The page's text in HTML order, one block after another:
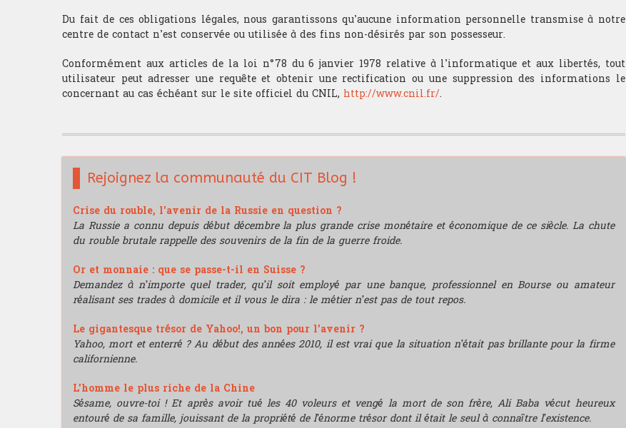
Du fait de ces obligations légales, nous garantissons qu’aucune information personnelle transmise à notre
centre de contact n’est conservée ou utilisée à des fins non-désirés par son possesseur.
Conformément aux articles de la loi n°78 du 6 janvier 1978 relative à l’informatique et aux libertés, tout
utilisateur peut adresser une requête et obtenir une rectification ou une suppression des informations le
concernant au cas échéant sur le site officiel du CNIL, http://www.cnil.fr/.
Rejoignez la communauté du CIT Blog !
Crise du rouble, l'avenir de la Russie en question ?
La Russie a connu depuis début décembre la plus grande crise monétaire et économique de ce siècle. La chute
du rouble brutale rappelle des souvenirs de la fin de la guerre froide.
Or et monnaie : que se passe-t-il en Suisse ?
Demandez à n’importe quel trader, qu’il soit employé par une banque, professionnel en Bourse ou amateur
réalisant ses trades à domicile et il vous le dira : le métier n’est pas de tout repos.
Le gigantesque trésor de Yahoo!, un bon pour l'avenir ?
Yahoo, mort et enterré ? Au début des années 2010, il est vrai que la situation n’était pas brillante pour la firme
californienne.
L'homme le plus riche de la Chine
Sésame, ouvre-toi ! Et après avoir tué les 40 voleurs et vengé la mort de son frère, Ali Baba vécut heureux
entouré de sa famille, jouissant de la propriété de l’énorme trésor dont il était le seul à connaître l’existence.